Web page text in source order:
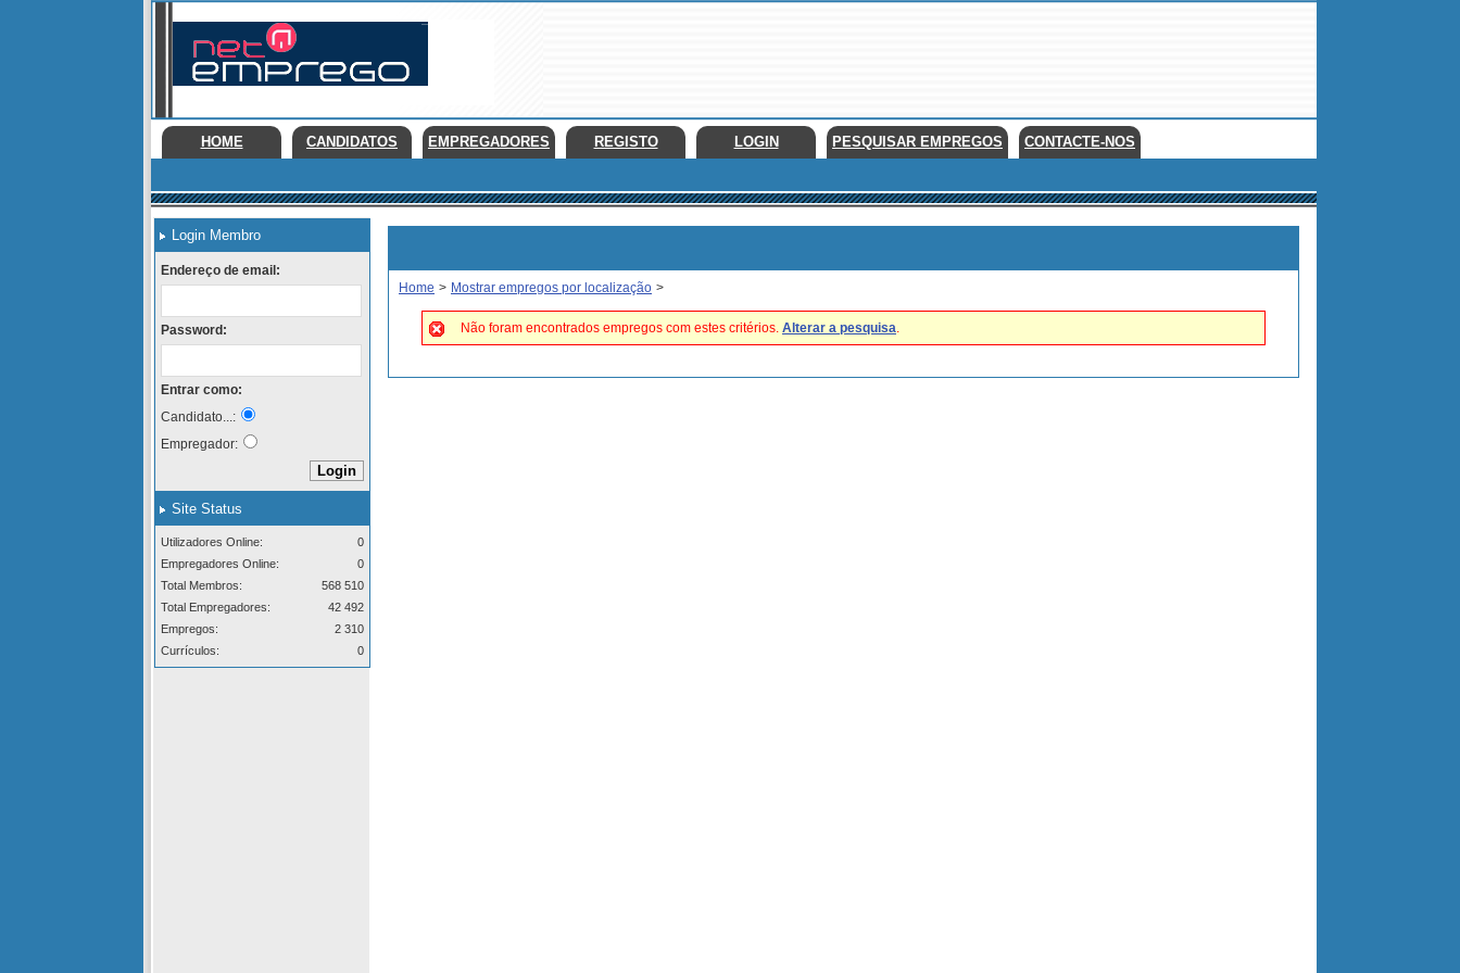
HOME CANDIDATOS EMPREGADORES REGISTO LOGIN PESQUISAR EMPREGOS CONTACTE-NOS
Login Membro
Endereço de email:
Password:
Entrar como:
Candidato...:
Empregador:
Site Status
Utilizadores Online:
0
Empregadores Online:
0
Total Membros:
568 510
Total Empregadores:
42 492
Empregos:
2 310
Currículos:
0
Home > Mostrar empregos por localização >
Não foram encontrados empregos com estes critérios. Alterar a pesquisa.